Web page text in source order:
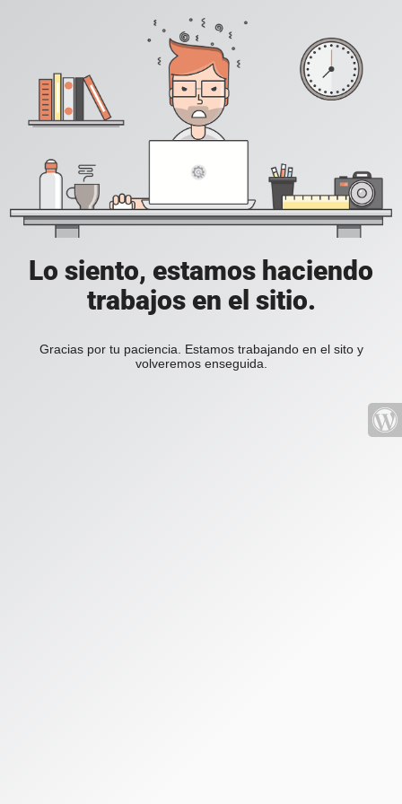
Lo siento, estamos haciendo
trabajos en el sitio.
Gracias por tu paciencia. Estamos trabajando en el sito y
volveremos enseguida.